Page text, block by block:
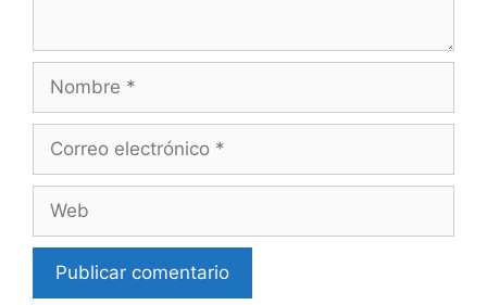
electrónico